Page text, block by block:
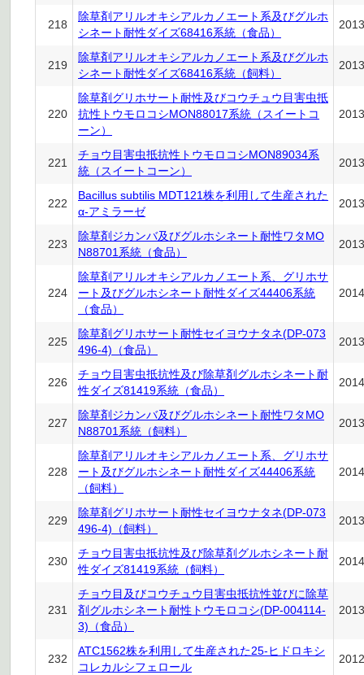
218
除草剤アリルオキシアルカノエート系及びグルホ
シネート耐性ダイズ68416系統（食品）
219
除草剤アリルオキシアルカノエート系及びグルホ
シネート耐性ダイズ68416系統（飼料）
220
除草剤グリホサート耐性及びコウチュウ目害虫抵
抗性トウモロコシMON88017系統（スイートコ
ーン）
221
チョウ目害虫抵抗性トウモロコシMON89034系
統（スイートコーン）
222
Bacillus subtilis MDT121株を利用して生産された
α-アミラーゼ
223
除草剤ジカンバ及びグルホシネート耐性ワタMO
N88701系統（食品）
224
除草剤アリルオキシアルカノエート系、グリホサ
ート及びグルホシネート耐性ダイズ44406系統
（食品）
225
除草剤グリホサート耐性セイヨウナタネ(DP-073
496-4)（食品）
226
チョウ目害虫抵抗性及び除草剤グルホシネート耐
性ダイズ81419系統（食品）
227
除草剤ジカンバ及びグルホシネート耐性ワタMO
N88701系統（飼料）
228
除草剤アリルオキシアルカノエート系、グリホサ
ート及びグルホシネート耐性ダイズ44406系統
（飼料）
229
除草剤グリホサート耐性セイヨウナタネ(DP-073
496-4)（飼料）
230
チョウ目害虫抵抗性及び除草剤グルホシネート耐
性ダイズ81419系統（飼料）
231
チョウ目及びコウチュウ目害虫抵抗性並びに除草
剤グルホシネート耐性トウモロコシ(DP-004114-
3)（食品）
232
ATC1562株を利用して生産された25-ヒドロキシ
コレカルシフェロール